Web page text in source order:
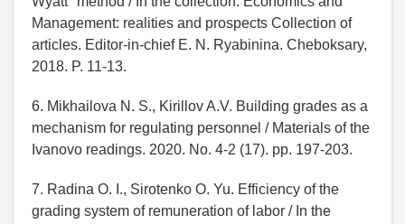
Management: realities and prospects Collection of
articles. Editor-in-chief E. N. Ryabinina. Cheboksary,
2018. P. 11-13.
6. Mikhailova N. S., Kirillov A.V. Building grades as a
mechanism for regulating personnel / Materials of the
Ivanovo readings. 2020. No. 4-2 (17). pp. 197-203.
7. Radina O. I., Sirotenko O. Yu. Efficiency of the
grading system of remuneration of labor / In the